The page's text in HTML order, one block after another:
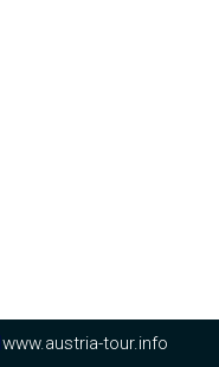
www.austria-tour.info